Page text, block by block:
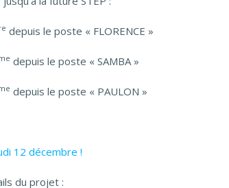
depuis le poste « FLORENCE »
depuis le poste « SAMBA »
depuis le poste « PAULON »
12 décembre !
du projet :